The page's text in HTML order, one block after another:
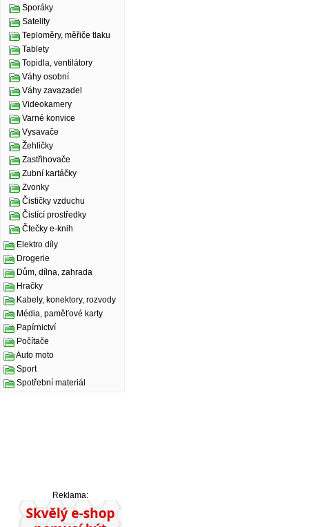
Sporáky
Satelity
Teploměry, měřiče tlaku
Tablety
Topidla, ventilátory
Váhy osobní
Váhy zavazadel
Videokamery
Varné konvice
Vysavače
Žehličky
Zastřihovače
Zubní kartáčky
Zvonky
Čističky vzduchu
Čistící prostředky
Čtečky e-knih
Elektro díly
Drogerie
Dům, dílna, zahrada
Hračky
Kabely, konektory, rozvody
Média, paměťové karty
Papírnictví
Počítače
Auto moto
Sport
Spotřební materiál
Reklama: